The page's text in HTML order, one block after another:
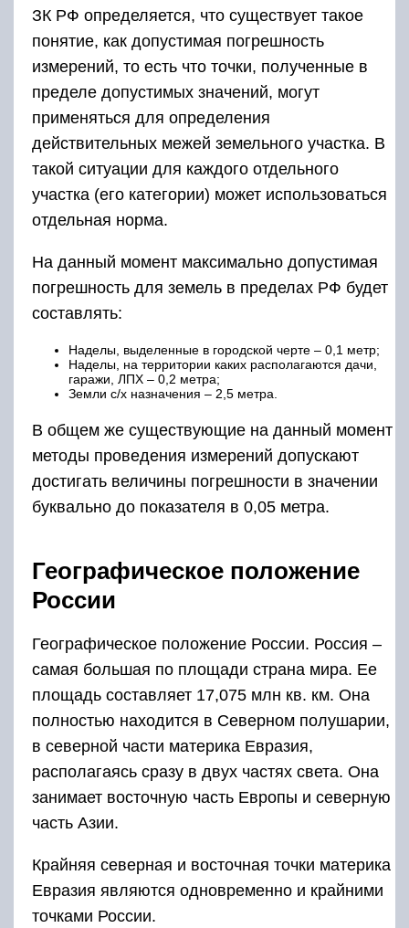
ЗК РФ определяется, что существует такое
понятие, как допустимая погрешность
измерений, то есть что точки, полученные в
пределе допустимых значений, могут
применяться для определения
действительных межей земельного участка. В
такой ситуации для каждого отдельного
участка (его категории) может использоваться
отдельная норма.
На данный момент максимально допустимая
погрешность для земель в пределах РФ будет
составлять:
Наделы, выделенные в городской черте – 0,1 метр;
Наделы, на территории каких располагаются дачи,
гаражи, ЛПХ – 0,2 метра;
Земли с/х назначения – 2,5 метра.
В общем же существующие на данный момент
методы проведения измерений допускают
достигать величины погрешности в значении
буквально до показателя в 0,05 метра.
Географическое положение
России
Географическое положение России. Россия –
самая большая по площади страна мира. Ее
площадь составляет 17,075 млн кв. км. Она
полностью находится в Северном полушарии,
в северной части материка Евразия,
располагаясь сразу в двух частях света. Она
занимает восточную часть Европы и северную
часть Азии.
Крайняя северная и восточная точки материка
Евразия являются одновременно и крайними
точками России.